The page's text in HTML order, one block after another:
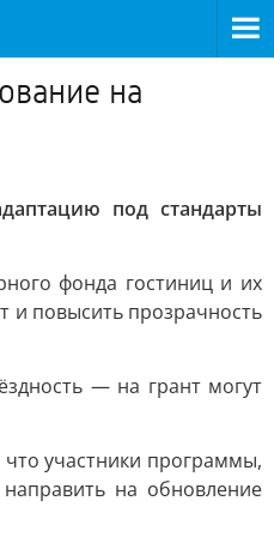
на
под стандарты
фонда гостиниц и их
и повысить прозрачность
— на грант могут
участники программы,
на обновление